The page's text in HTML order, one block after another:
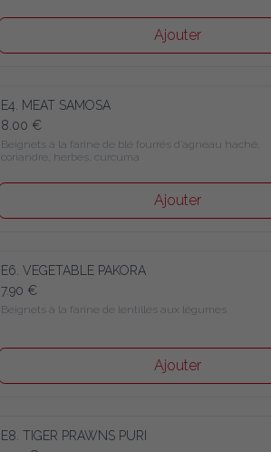
Ajouter
E4. MEAT SAMOSA
8.00 €
Beignets à la farine de blé fourrés d’agneau haché,
coriandre, herbes, curcuma
Ajouter
E6. VEGETABLE PAKORA
7.90 €
Beignets à la farine de lentilles aux légumes
Ajouter
E8. TIGER PRAWNS PURI